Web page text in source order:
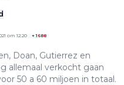
om 12:20 +1688
Doan, Gutierrez en
allemaal verkocht gaan
50 a 60 miljoen in totaal.